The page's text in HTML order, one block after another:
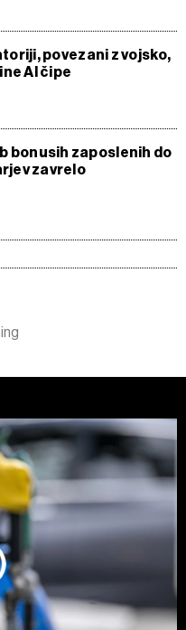
povezani z vojsko,
AI čipe
bonusih zaposlenih do
zavrelo